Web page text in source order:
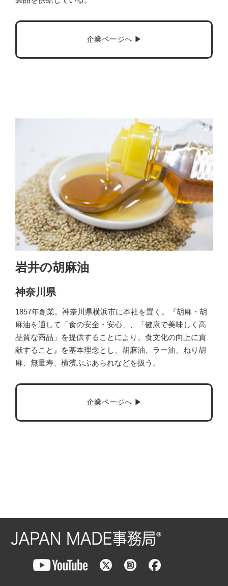
企業ページへ ▶︎
岩井の胡麻油
神奈川県
1857年創業。神奈川県横浜市に本社を置く。『胡麻・胡
麻油を通して「食の安全・安心」、「健康で美味しく高
品質な商品」を提供することにより、食文化の向上に貢
献すること』を基本理念とし、胡麻油、ラー油、ねり胡
麻、無量寿、横濱ぶぶあられなどを扱う。
企業ページへ ▶︎